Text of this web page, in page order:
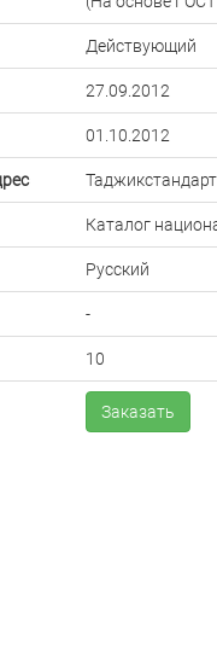
Действующий
27.09.2012
01.10.2012
Таджикстандарт
Каталог
Русский
-
10
Заказать